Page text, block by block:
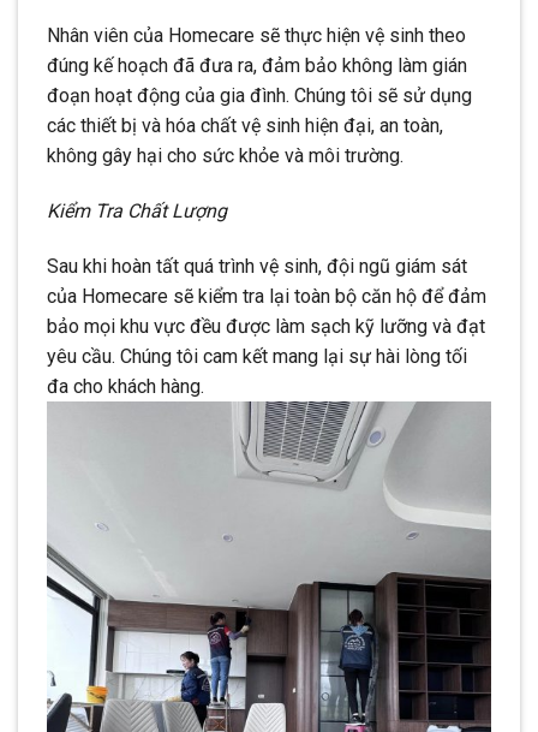
Nhân viên của Homecare sẽ thực hiện vệ sinh theo
đúng kế hoạch đã đưa ra, đảm bảo không làm gián
đoạn hoạt động của gia đình. Chúng tôi sẽ sử dụng
các thiết bị và hóa chất vệ sinh hiện đại, an toàn,
không gây hại cho sức khỏe và môi trường.
Kiểm Tra Chất Lượng
Sau khi hoàn tất quá trình vệ sinh, đội ngũ giám sát
của Homecare sẽ kiểm tra lại toàn bộ căn hộ để đảm
bảo mọi khu vực đều được làm sạch kỹ lưỡng và đạt
yêu cầu. Chúng tôi cam kết mang lại sự hài lòng tối
đa cho khách hàng.